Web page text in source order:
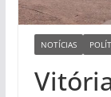
NOTÍCIAS